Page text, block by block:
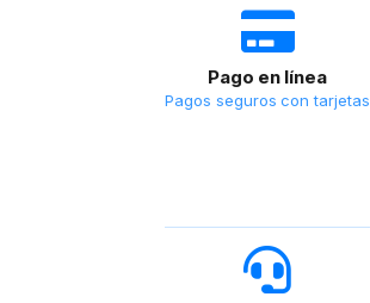
Pago en línea
Pagos seguros con tarjetas